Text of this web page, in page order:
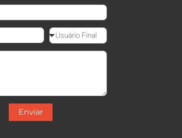
Reseller
Enviar